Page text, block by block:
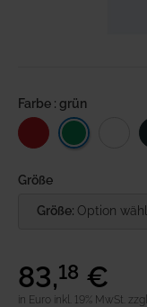
Warenkorb
Farbe : grün
Größe
Größe: Option
83,18 €
in Euro inkl. 19% MwSt.